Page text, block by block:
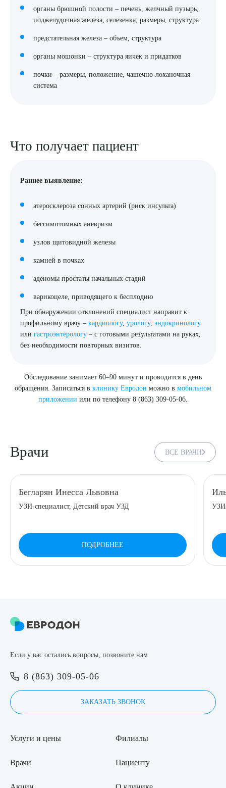
органы брюшной полости – печень, желчный пузырь,
поджелудочная железа, селезенка; размеры, структура
предстательная железа – объем, структура
органы мошонки – структура яичек и придатков
почки – размеры, положение, чашечно-лоханочная
система
Что получает пациент
Раннее выявление:
атеросклероза сонных артерий (риск инсульта)
бессимптомных аневризм
узлов щитовидной железы
камней в почках
аденомы простаты начальных стадий
варикоцеле, приводящего к бесплодию
При обнаружении отклонений специалист направит к
профильному врачу –кардиологу,урологу,эндокринологу
илигастроэнтерологу – с готовыми результатами на руках,
без необходимости повторных визитов.
Обследование занимает 60–90 минут и проводится в день
обращения. Записаться в клинику Евродон можно в мобильном
приложении или по телефону 8 (863) 309-05-06.
Врачи ВСЕ ВРАЧИ
Бегларян Инесса Львовна
УЗИ-специалист, Детский врач УЗД
ПОДРОБНЕЕ
Если у вас остались вопросы, позвоните нам
8 (863) 309-05-06
ЗАКАЗАТЬ ЗВОНОК
Услуги и цены
Врачи
Филиалы
Пациенту
Я даю согласие наобработку персональных данных